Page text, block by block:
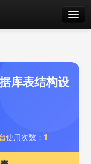
库表结构设
使用次数： 1